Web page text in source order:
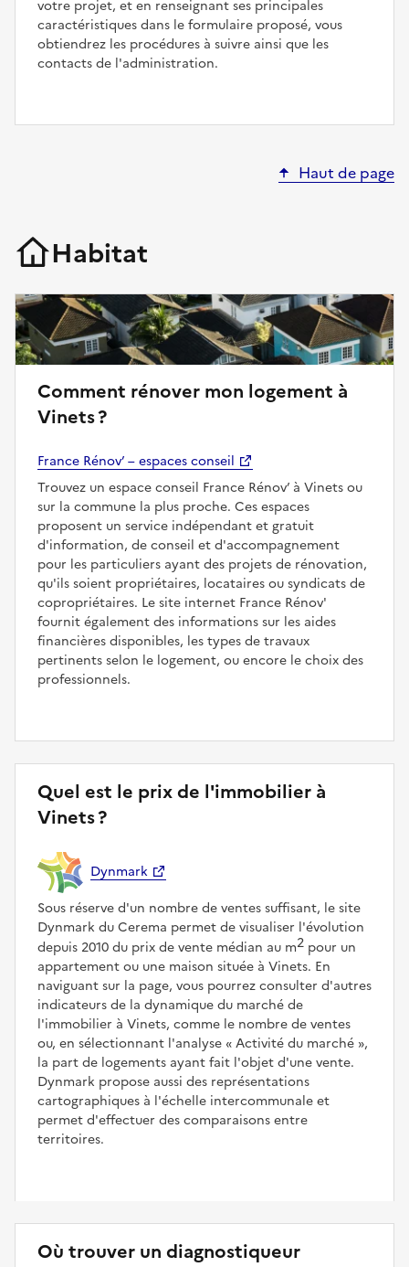
votre projet, et en renseignant ses principales
caractéristiques dans le formulaire proposé, vous
obtiendrez les procédures à suivre ainsi que les
contacts de l'administration.
Haut de page
Habitat
Comment rénover mon logement à
Vinets ?
France Rénov’ – espaces conseil
Trouvez un espace conseil France Rénov’ à Vinets ou
sur la commune la plus proche. Ces espaces
proposent un service indépendant et gratuit
d'information, de conseil et d'accompagnement
pour les particuliers ayant des projets de rénovation,
qu'ils soient propriétaires, locataires ou syndicats de
copropriétaires. Le site internet France Rénov'
fournit également des informations sur les aides
financières disponibles, les types de travaux
pertinents selon le logement, ou encore le choix des
professionnels.
Quel est le prix de l'immobilier à
Vinets ?
Dynmark
Sous réserve d'un nombre de ventes suffisant, le site
Dynmark du Cerema permet de visualiser l'évolution
depuis 2010 du prix de vente médian au m2 pour un
appartement ou une maison située à Vinets. En
naviguant sur la page, vous pourrez consulter d'autres
indicateurs de la dynamique du marché de
l'immobilier à Vinets, comme le nombre de ventes
ou, en sélectionnant l'analyse
Activité du marché ,
la part de logements ayant fait l'objet d'une vente.
Dynmark propose aussi des représentations
cartographiques à l'échelle intercommunale et
permet d'effectuer des comparaisons entre
territoires.
Où trouver un diagnostiqueur